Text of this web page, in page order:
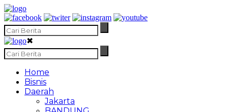
✖
Home
Bisnis
Daerah
Jakarta